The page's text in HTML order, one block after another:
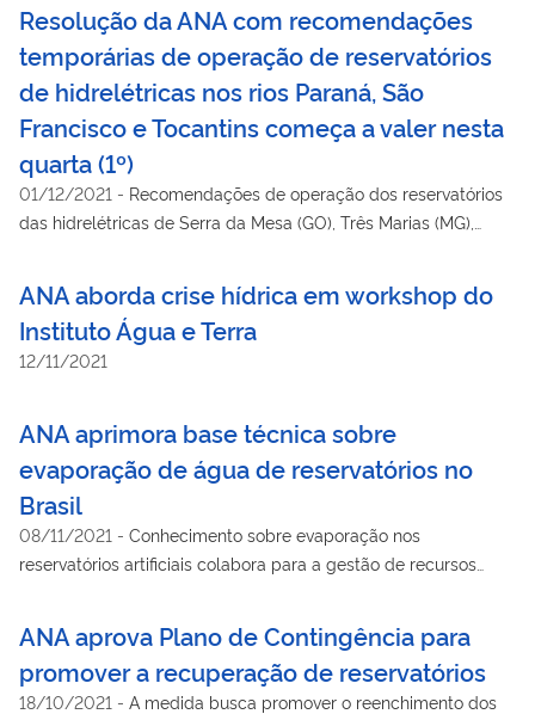
Resolução da ANA com recomendações
temporárias de operação de reservatórios
de hidrelétricas nos rios Paraná, São
Francisco e Tocantins começa a valer nesta
quarta (1º)
01/12/2021 - Recomendações de operação dos reservatórios
das hidrelétricas de Serra da Mesa (GO), Três Marias (MG),
ANA aborda crise hídrica em workshop do
Instituto Água e Terra
12/11/2021
ANA aprimora base técnica sobre
evaporação de água de reservatórios no
Brasil
08/11/2021 - Conhecimento sobre evaporação nos
reservatórios artificiais colabora para a gestão de recursos
ANA aprova Plano de Contingência para
promover a recuperação de reservatórios
18/10/2021 - A medida busca promover o reenchimento dos